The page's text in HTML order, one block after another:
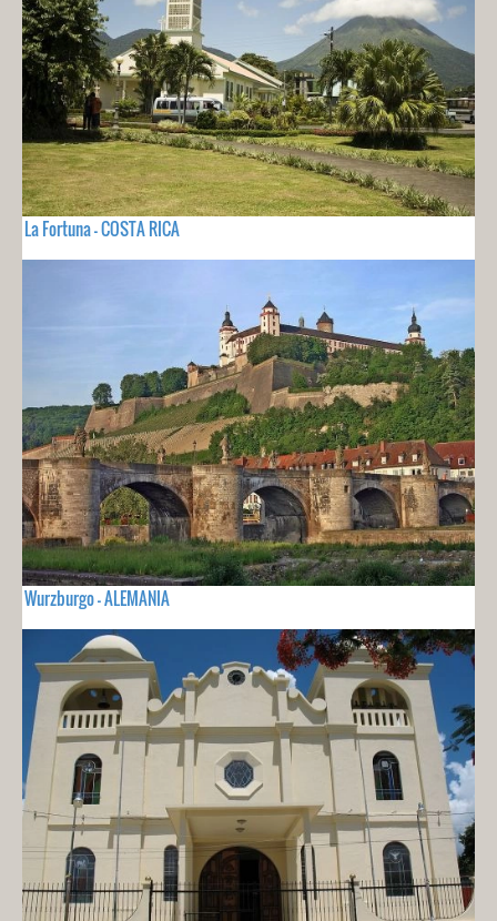
La Fortuna - COSTA RICA
Wurzburgo - ALEMANIA